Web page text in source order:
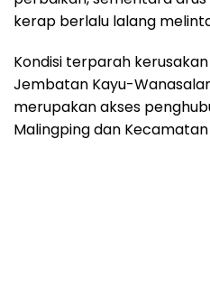
kerap berlalu lalang
Kondisi terparah
Jembatan Kayu-
merupakan akses
Malingping dan